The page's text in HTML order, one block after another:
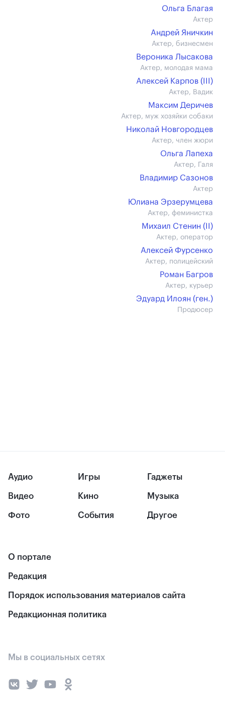
Ольга Благая
Актер
Андрей Яничкин
Актер, бизнесмен
Вероника Лысакова
Актер, молодая мама
Алексей Карпов (III)
Актер, Вадик
Максим Деричев
Актер, муж хозяйки собаки
Николай Новгородцев
Актер, член жюри
Ольга Лапеха
Актер, Галя
Владимир Сазонов
Актер
Юлиана Эрзерумцева
Актер, феминистка
Михаил Стенин (II)
Актер, оператор
Алексей Фурсенко
Актер, полицейский
Роман Багров
Актер, курьер
Эдуард Илоян (ген.)
Продюсер
Аудио
Видео
Фото
Игры
Кино
События
Гаджеты
Музыка
Другое
О портале
Редакция
Порядок использования материалов сайта
Редакционная политика
Мы в социальных сетях